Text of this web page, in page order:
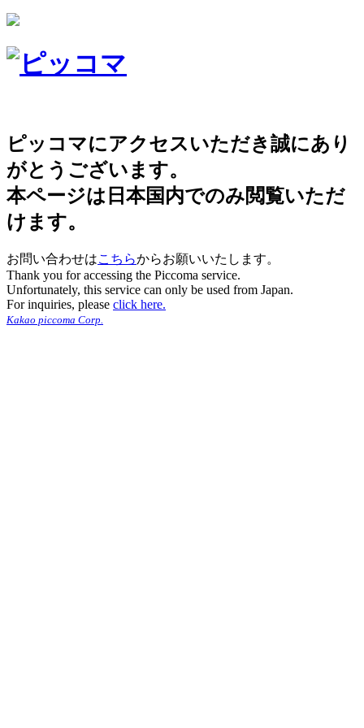
ピッコマにアクセスいただき誠にあり
がとうございます。
本ページは日本国内でのみ閲覧いただ
けます。
お問い合わせはこちらからお願いいたします。
Thank you for accessing the Piccoma service.
Unfortunately, this service can only be used from Japan.
For inquiries, please click here.
Kakao piccoma Corp.